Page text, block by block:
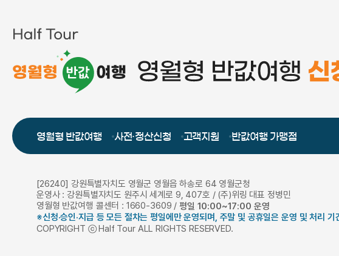
영월형 반값여행 사전·정산신청 고객지원 반값여행 가맹점
[26240] 강원특별자치도 영월군 영월읍 하송로 64 영월군청
운영사 : 강원특별자치도 원주시 세계로 9, 407호 / (주)위링 대표 정병민
영월형 반값여행 콜센터 : 1660-3609 / 평일 10:00~17:00 운영
※신청·승인·지급 등 모든 절차는 평일에만 운영되며, 주말 및 공휴일은 운영 및 처리
COPYRIGHT ⓒ Half Tour ALL RIGHTS RESERVED.